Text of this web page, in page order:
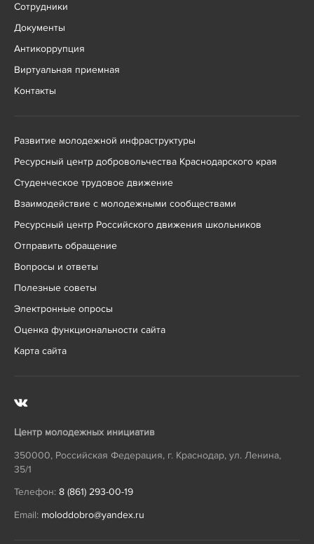
Сотрудники
Документы
Антикоррупция
Виртуальная приемная
Контакты
Развитие молодежной инфраструктуры
Ресурсный центр добровольчества Краснодарского края
Студенческое трудовое движение
Взаимодействие с молодежными сообществами
Ресурсный центр Российского движения школьников
Отправить обращение
Вопросы и ответы
Полезные советы
Электронные опросы
Оценка функциональности сайта
Карта сайта
Центр молодежных инициатив
350000, Российская Федерация, г. Краснодар, ул. Ленина,
35/1
Телефон: 8 (861) 293-00-19
Email: moloddobro@yandex.ru